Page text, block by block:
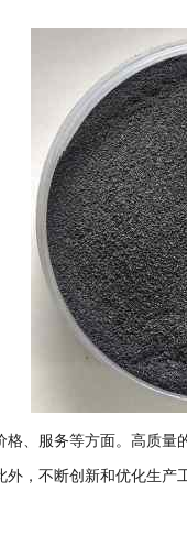
、服务等方面。高质
，不断创新和优化生产